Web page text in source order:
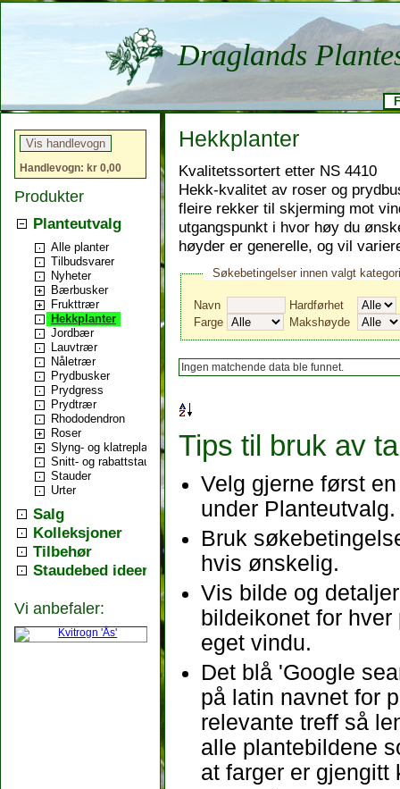
Draglands
Handlevogn: kr 0,00
Produkter
Planteutvalg
Alle planter
Tilbudsvarer
Nyheter
Bærbusker
Frukttrær
Hekkplanter
Jordbær
Lauvtrær
Nåletrær
Prydbusker
Prydgress
Prydtrær
Rhododendron
Roser
Slyng- og klatreplanter
Snitt- og rabattstauder
Stauder
Urter
Salg
Kolleksjoner
Tilbehør
Staudebed ideer
Vi anbefaler:
Hekkplanter
Kvalitetssortert etter NS 4410
Hekk-kvalitet av roser og
fleire rekker til skjerming mot
utgangspunkt i hvor høy du
høyder er generelle, og vil
Søkebetingelser innen valgt kategori
Navn
Hardførhet
Farge
Makshøyde
Ingen matchende data ble funnet.
Tips til bruk av
Velg gjerne først
under Planteutvalg.
Bruk
hvis ønskelig.
Vis bilde og
bildeikonet for
eget vindu.
Det blå 'Google
på latin navnet for
relevante treff så
alle plantebildene
at farger er gjengitt